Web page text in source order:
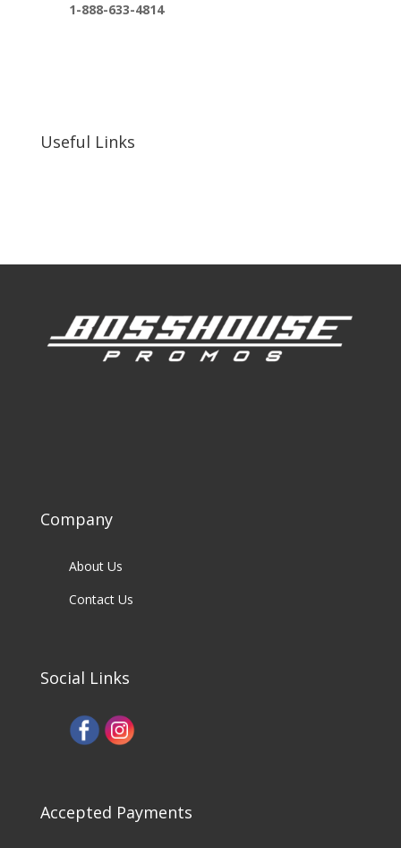
1-888-633-4814
Useful Links
Company
About Us
Contact Us
Social Links
Accepted Payments